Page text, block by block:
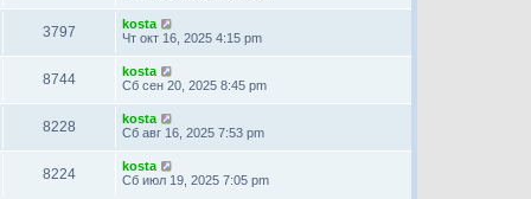
3797
kosta
Чт окт 16, 2025 4:15 pm
8744
kosta
Сб сен 20, 2025 8:45 pm
8228
kosta
Сб авг 16, 2025 7:53 pm
8224
kosta
Сб июл 19, 2025 7:05 pm